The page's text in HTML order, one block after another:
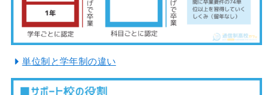
単位制と学年制の違い